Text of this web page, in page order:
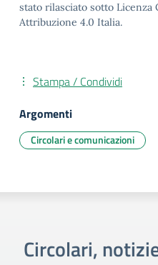
stato rilasciato sotto Licenza
Attribuzione 4.0 Italia.
Stampa / Condividi
Argomenti
Circolari e comunicazioni
Circolari,